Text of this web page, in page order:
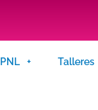
Talleres